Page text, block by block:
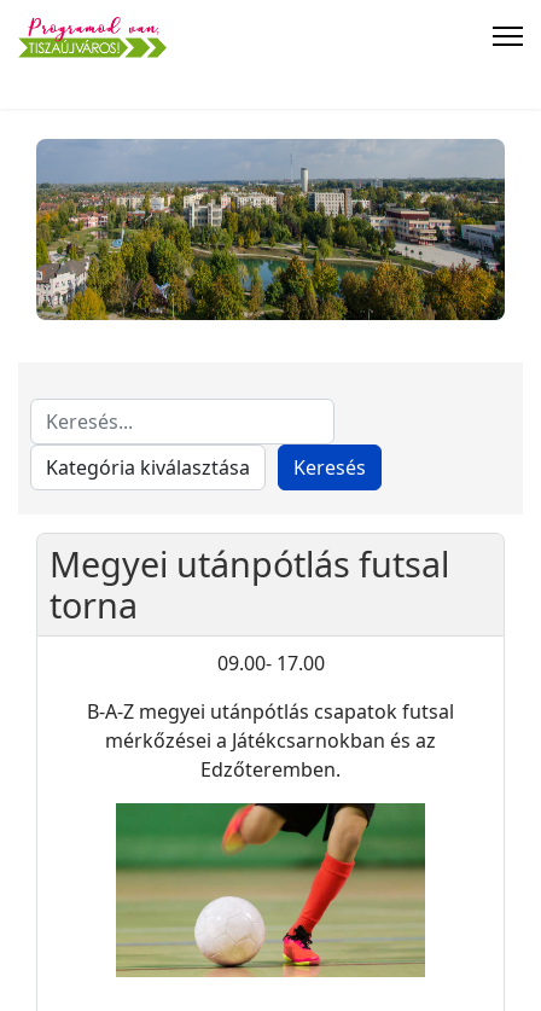
Megyei utánpótlás futsal
torna
09.00- 17.00
B-A-Z megyei utánpótlás csapatok futsal
mérkőzései a Játékcsarnokban és az
Edzőteremben.